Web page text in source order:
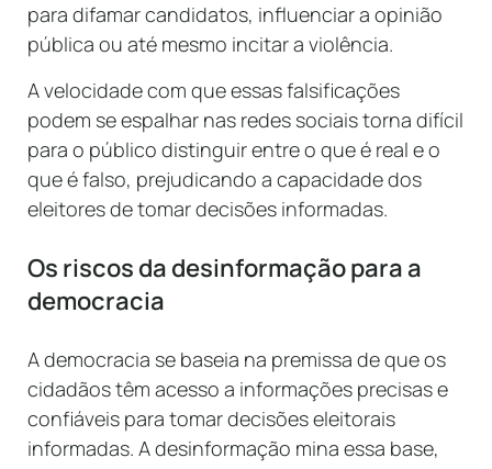
para difamar candidatos, influenciar a opinião
pública ou até mesmo incitar a violência.
A velocidade com que essas falsificações
podem se espalhar nas redes sociais torna difícil
para o público distinguir entre o que é real e o
que é falso, prejudicando a capacidade dos
eleitores de tomar decisões informadas.
Os riscos da desinformação para a
democracia
A democracia se baseia na premissa de que os
cidadãos têm acesso a informações precisas e
confiáveis para tomar decisões eleitorais
informadas. A desinformação mina essa base,